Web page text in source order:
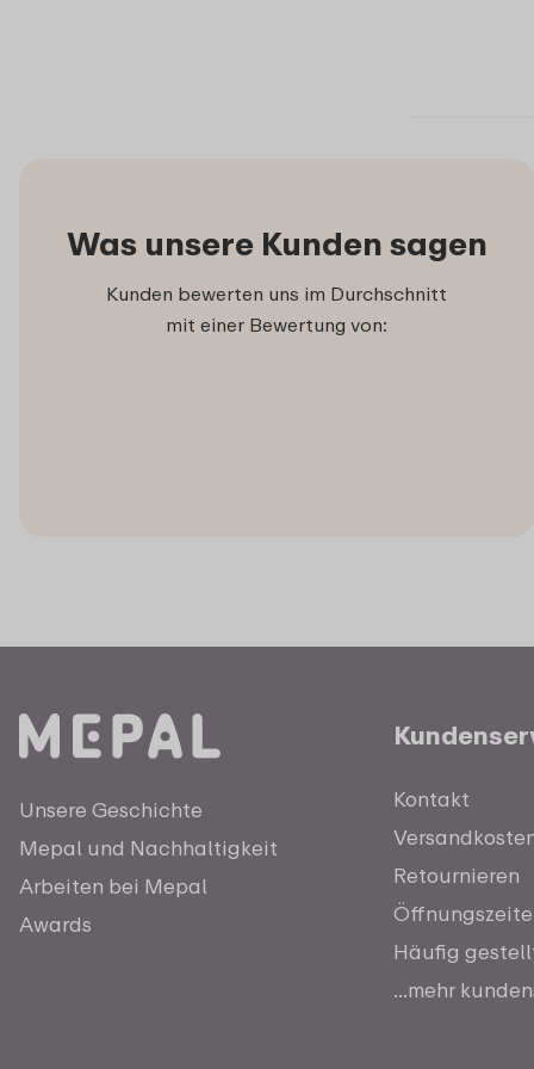
Was unsere Kunden sagen
Kunden bewerten uns im Durchschnitt
mit einer Bewertung von:
Unsere Geschichte
Mepal und Nachhaltigkeit
Arbeiten bei Mepal
Awards
Kontakt
Retournieren
Häufig
...mehr